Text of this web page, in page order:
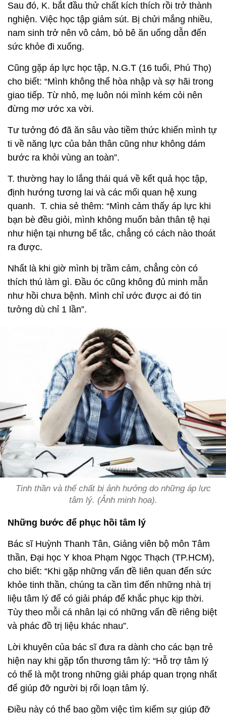
Sau đó, K. bắt đầu thử chất kích thích rồi trở thành
nghiện. Việc học tập giảm sút. Bị chửi mắng nhiều,
nam sinh trở nên vô cảm, bỏ bê ăn uống dẫn đến
sức khỏe đi xuống.
Cũng gặp áp lực học tập, N.G.T (16 tuổi, Phú Thọ)
cho biết: “Mình không thể hòa nhập và sợ hãi trong
giao tiếp. Từ nhỏ, mẹ luôn nói mình kém cỏi nên
đừng mơ ước xa vời.
Tư tưởng đó đã ăn sâu vào tiềm thức khiến mình tự
ti về năng lực của bản thân cũng như không dám
bước ra khỏi vùng an toàn”.
T. thường hay lo lắng thái quá về kết quả học tập,
định hướng tương lai và các mối quan hệ xung
quanh. T. chia sẻ thêm: “Mình cảm thấy áp lực khi
bạn bè đều giỏi, mình không muốn bản thân tệ hại
như hiện tại nhưng bế tắc, chẳng có cách nào thoát
ra được.
Nhất là khi giờ mình bị trầm cảm, chẳng còn có
thích thú làm gì. Đầu óc cũng không đủ minh mẫn
như hồi chưa bệnh. Mình chỉ ước được ai đó tin
tưởng dù chỉ 1 lần”.
Tinh thần và thể chất bị ảnh hưởng do những áp lực
tâm lý. (Ảnh minh họa).
Những bước để phục hồi tâm lý
Bác sĩ Huỳnh Thanh Tân, Giảng viên bộ môn Tâm
thần, Đại học Y khoa Phạm Ngọc Thạch (TP.HCM),
cho biết: “Khi gặp những vấn đề liên quan đến sức
khỏe tinh thần, chúng ta cần tìm đến những nhà trị
liệu tâm lý để có giải pháp để khắc phục kịp thời.
Tùy theo mỗi cá nhân lại có những vấn đề riêng biệt
và phác đồ trị liệu khác nhau”.
Lời khuyên của bác sĩ đưa ra dành cho các bạn trẻ
hiện nay khi gặp tổn thương tâm lý: “Hỗ trợ tâm lý
có thể là một trong những giải pháp quan trọng nhất
để giúp đỡ người bị rối loạn tâm lý.
Điều này có thể bao gồm việc tìm kiếm sự giúp đỡ